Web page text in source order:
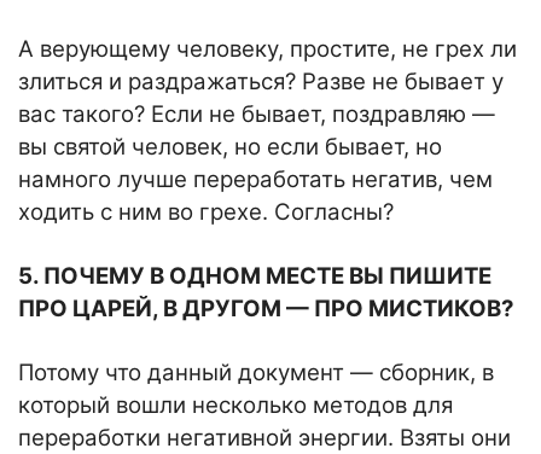
А верующему человеку, простите, не грех ли
злиться и раздражаться? Разве не бывает у
вас такого? Если не бывает, поздравляю —
вы святой человек, но если бывает, но
намного лучше переработать негатив, чем
ходить с ним во грехе. Согласны?
5. ПОЧЕМУ В ОДНОМ МЕСТЕ ВЫ ПИШИТЕ
ПРО ЦАРЕЙ, В ДРУГОМ — ПРО МИСТИКОВ?
Потому что данный документ — сборник, в
который вошли несколько методов для
переработки негативной энергии. Взяты они